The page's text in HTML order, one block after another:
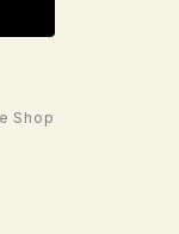
Shop